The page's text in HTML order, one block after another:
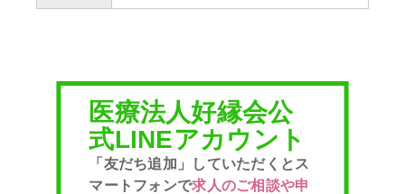
医療法人好縁会公
式LINEアカウント
「友だち追加」していただくとス
マートフォンで求人のご相談や申